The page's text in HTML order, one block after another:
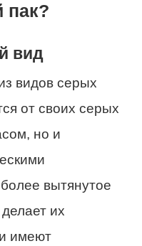
пак?
вид
видов серых
от своих серых
но и
вытянутое
их
имеют